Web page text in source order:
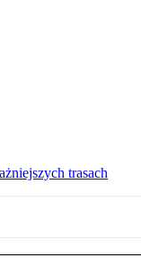
trasach